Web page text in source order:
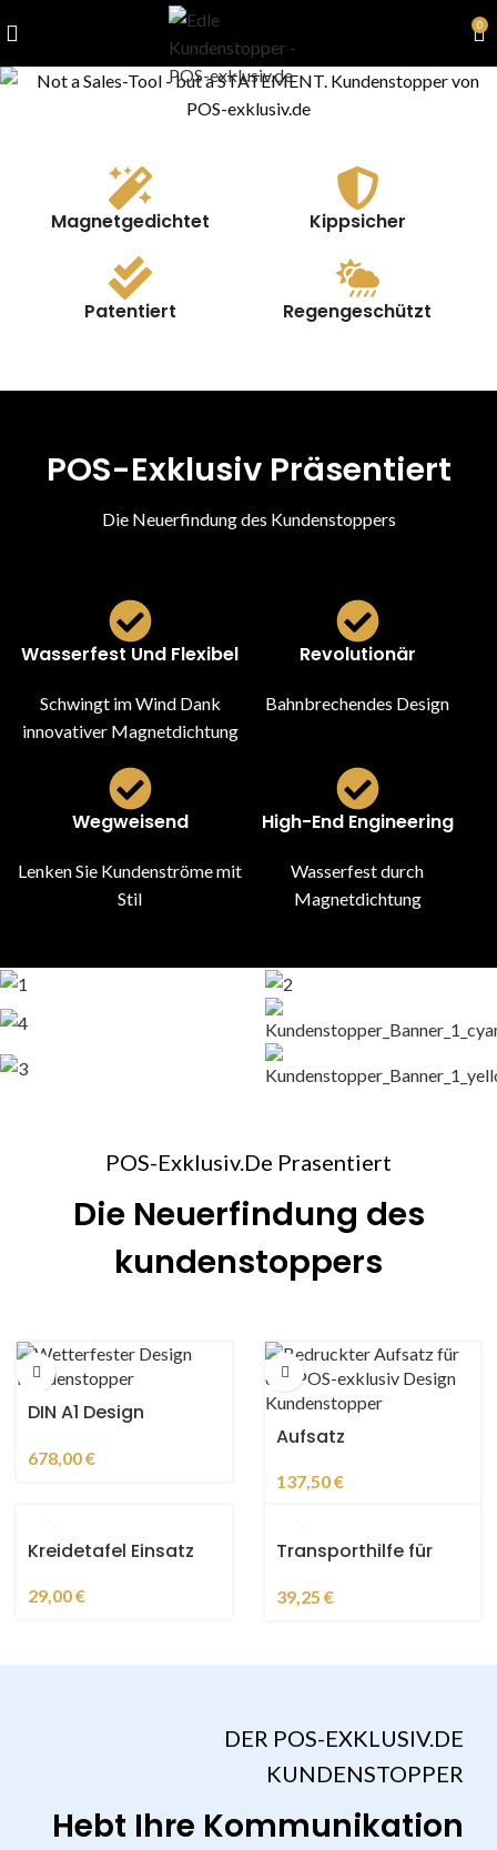
0
Magnetgedichtet Kippsicher
Patentiert Regengeschützt
POS-Exklusiv Präsentiert
Die Neuerfindung des Kundenstoppers
Wasserfest Und Flexibel
Schwingt im Wind Dank
innovativer Magnetdichtung
Revolutionär
Bahnbrechendes Design
Wegweisend
Lenken Sie Kundenströme mit
Stil
High-End Engineering
Wasserfest durch
Magnetdichtung
POS-Exklusiv.De Prasentiert
Die Neuerfindung des
kundenstoppers
DIN A1 Design
wasserfest
678,00€
Aufsatz
137,50€
Kreidetafel Einsatz
29,00€
Transporthilfe für
39,25 €
DER POS-EXKLUSIV.DE
KUNDENSTOPPER
Hebt Ihre Kommunikation